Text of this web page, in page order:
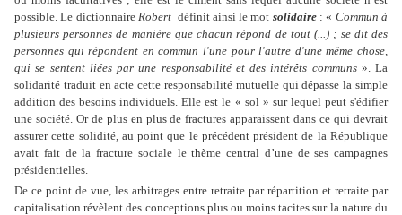
possible. Le dictionnaire Robert définit ainsi le mot solidaire: « Commun à
plusieurs personnes de manière que chacun répond de tout (...) ; se dit des
personnes qui répondent en commun l'une pour l'autre d'une même chose,
qui se sentent liées par une responsabilité et des intérêts communs». La
solidarité traduit en acte cette responsabilité mutuelle qui dépasse la simple
addition des besoins individuels. Elle est le « sol » sur lequel peut s'édifier
une société. Or de plus en plus de fractures apparaissent dans ce qui devrait
assurer cette solidité, au point que le précédent président de la République
avait fait de la fracture sociale le thème central d’une de ses campagnes
présidentielles.
De ce point de vue, les arbitrages entre retraite par répartition et retraite par
capitalisation révèlent des conceptions plus ou moins tacites sur la nature du